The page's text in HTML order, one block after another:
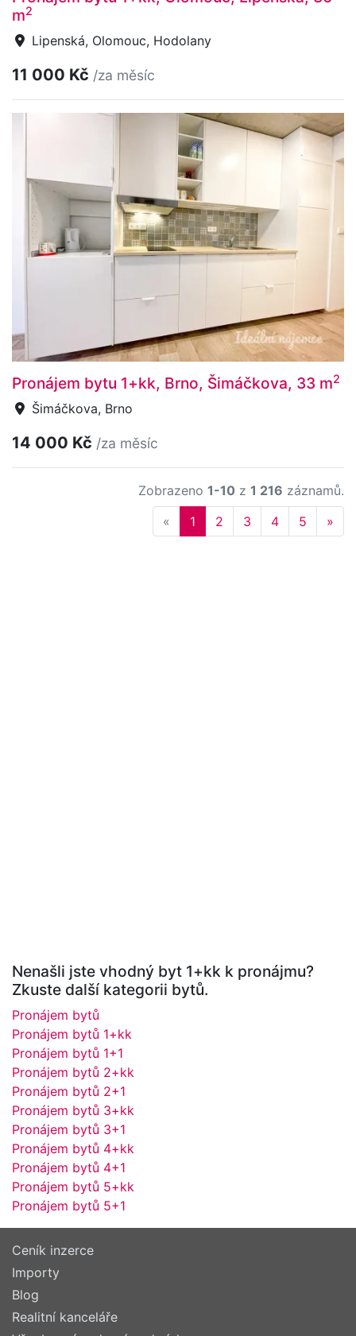
m2
Lipenská, Olomouc, Hodolany
11 000 Kč /za měsíc
Pronájem bytu 1+kk, Brno, Šimáčkova, 33 m2
Šimáčkova, Brno
14 000 Kč /za měsíc
Zobrazeno 1-10 z 1 216 záznamů.
« Previous
1 2 3 4 5 »
Nenašli jste vhodný byt 1+kk k pronájmu?
Zkuste další kategorii bytů.
Pronájem bytů
Pronájem bytů 1+kk
Pronájem bytů 1+1
Pronájem bytů 2+kk
Pronájem bytů 2+1
Pronájem bytů 3+kk
Pronájem bytů 3+1
Pronájem bytů 4+kk
Pronájem bytů 4+1
Pronájem bytů 5+kk
Pronájem bytů 5+1
Ceník inzerce
Importy
Blog
Realitní kanceláře